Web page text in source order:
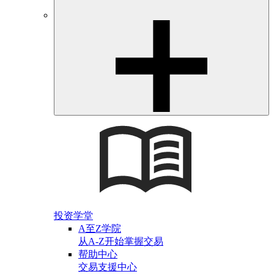
投资学堂
A至Z学院
从A-Z开始掌握交易
帮助中心
交易支援中心